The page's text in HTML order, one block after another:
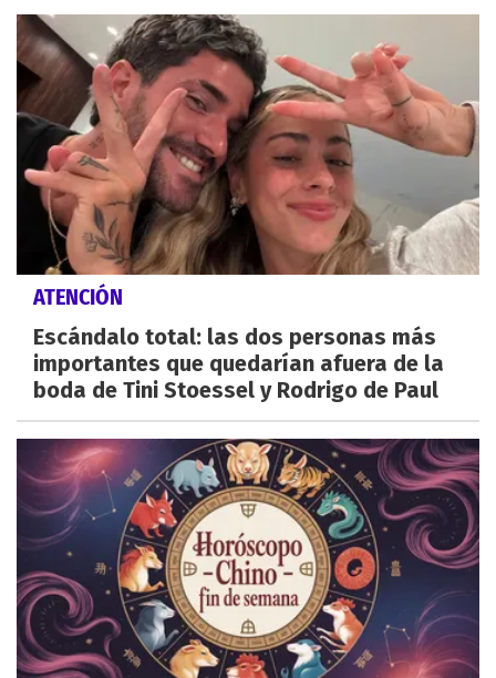
ATENCIÓN
Escándalo total: las dos personas más
importantes que quedarían afuera de la
boda de Tini Stoessel y Rodrigo de Paul